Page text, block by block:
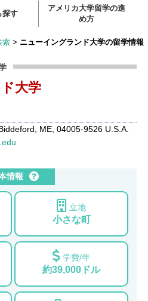
探す
アメリカ大学留学の進
め方
索 > ニューイングランド大学の留学情報
大学
ME, 04005-9526 U.S.A.
情報
立地
小さな町
学費/年
約39,000ドル